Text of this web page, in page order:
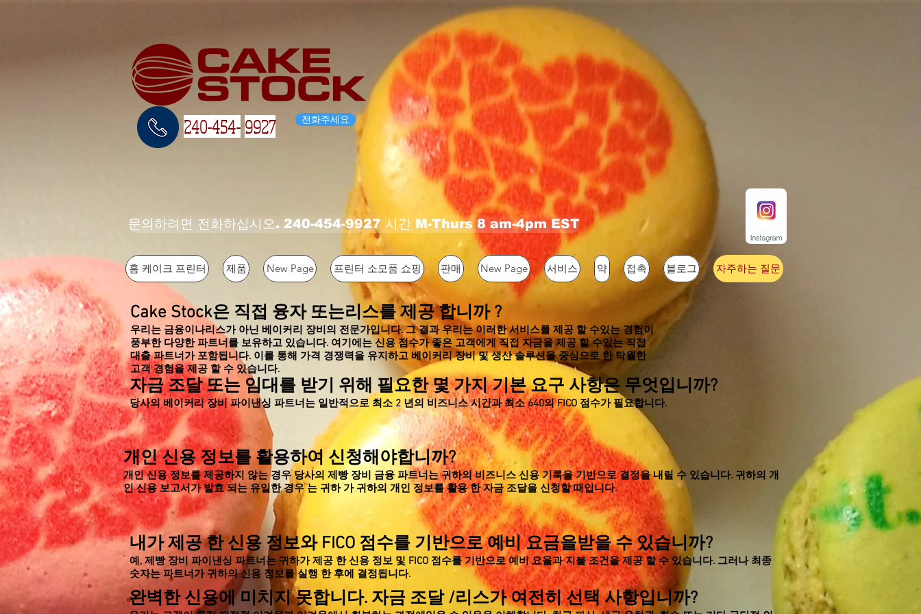
전화주세요
240-454- 9927
문의하려면 전화하십시오. 240-454-9927 시간 M-Thurs 8 am-4pm EST
홈 케이크 프린터 제품 New Page 프린터 소모품 쇼핑 판매 New Page 서비스 약 접촉 블로그 자주하는 질문
Cake Stock은 직접 융자 또는리스를 제공 합니까 ?
우리는 금융이나리스가 아닌 베이커리 장비의 전문가입니다. 그 결과 우리는 이러한 서비스를 제공 할 수있는 경험이
풍부한 다양한 파트너를 보유하고 있습니다. 여기에는 신용 점수가 좋은 고객에게 직접 자금을 제공 할 수있는 직접
대출 파트너가 포함됩니다. 이를 통해 가격 경쟁력을 유지하고 베이커리 장비 및 생산 솔루션을 중심으로 한 탁월한
고객 경험을 제공 할 수 있습니다.
자금 조달 또는 임대를 받기 위해 필요한 몇 가지 기본 요구 사항은 무엇입니까?
당사의 베이커리 장비 파이낸싱 파트너는 일반적으로 최소 2 년의 비즈니스 시간과 최소 640의 FICO 점수가 필요합니다.
개인 신용 정보를 활용하여 신청해야합니까?
개인 신용 정보를 제공하지 않는 경우 당사의 제빵 장비 금융 파트너는 귀하의 비즈니스 신용 기록을 기반으로 결정을 내릴 수 있습니다. 귀하의 개
인 신용 보고서가 발효 되는 유일한 경우 는 귀하 가 귀하의 개인 정보를 활용 한 자금 조달을 신청할 때입니다.
내가 제공 한 신용 정보와 FICO 점수를 기반으로 예비 요금을받을 수 있습니까?
예, 제빵 장비 파이낸싱 파트너는 귀하가 제공 한 신용 정보 및 FICO 점수를 기반으로 예비 요율과 지불 조건을 제공 할 수 있습니다. 그러나 최종
숫자는 파트너가 귀하의 신용 정보를 실행 한 후에 결정됩니다.
완벽한 신용에 미치지 못합니다. 자금 조달 /리스가 여전히 선택 사항입니까?